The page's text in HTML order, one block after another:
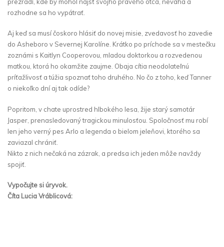
rozhodne sa ho vypátrať.
Aj keď sa musí čoskoro hlásiť do novej misie, zvedavosť ho zavedie
do Asheboro v Severnej Karolíne. Krátko po príchode sa v mestečku
zoznámi s Kaitlyn Cooperovou, mladou doktorkou a rozvedenou
matkou, ktorá ho okamžite zaujme. Obaja cítia neodolateľnú
príťažlivosť a túžia spoznať toho druhého. No čo z toho, keď Tanner
o niekoľko dní aj tak odíde?
Popritom, v chate uprostred hlbokého lesa, žije starý samotár
Jasper, prenasledovaný tragickou minulosťou. Spoločnosť mu robí
len jeho verný pes Arlo a legenda o bielom jeleňovi, ktorého sa
zaviazal chrániť.
Nikto z nich nečaká na zázrak, a predsa ich jeden môže navždy
spojiť.
Vypočujte si úryvok.
Číta Lucia Vráblicová: